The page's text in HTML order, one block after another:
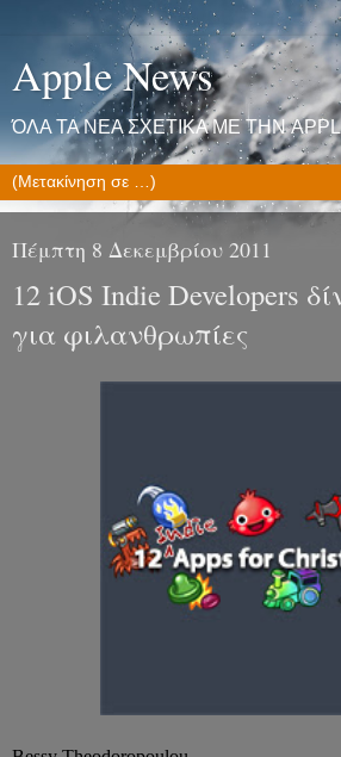
Apple News
ΌΛΑ ΤΑ ΝΕΑ ΣΧΕΤΙΚΑ ΜΕ ΤΗΝ
Πέμπτη 8 Δεκεμβρίου 2011
12 iOS Indie Developers
για φιλανθρωπίες